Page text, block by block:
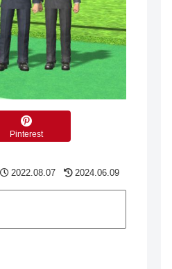
Pinterest
2022.08.07 2024.06.09